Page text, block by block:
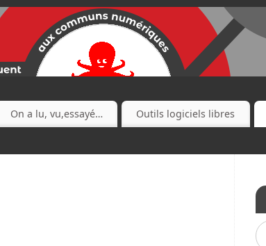
On a lu, vu,essayé… Outils logiciels libres